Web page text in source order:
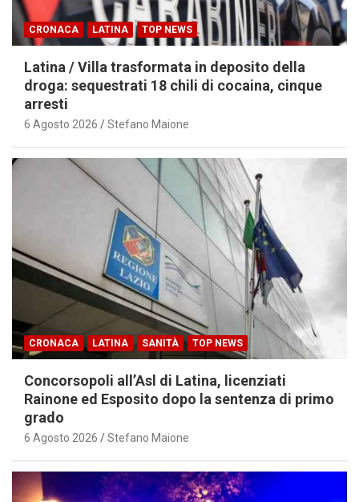
CRONACA LATINA TOP NEWS
Latina / Villa trasformata in deposito della
droga: sequestrati 18 chili di cocaina, cinque
arresti
6 Agosto 2026 Stefano Maione
CRONACA LATINA SANITÀ TOP NEWS
Concorsopoli all’Asl di Latina, licenziati
Rainone ed Esposito dopo la sentenza di primo
grado
6 Agosto 2026 Stefano Maione